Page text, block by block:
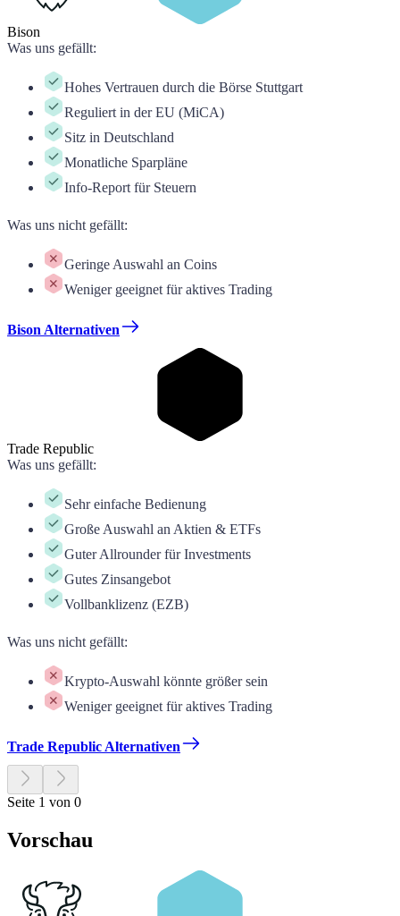
Bison
Was uns gefällt:
Hohes Vertrauen durch die Börse Stuttgart
Reguliert in der EU (MiCA)
Sitz in Deutschland
Monatliche Sparpläne
Info-Report für Steuern
Was uns nicht gefällt:
Geringe Auswahl an Coins
Weniger geeignet für aktives Trading
Bison Alternativen
Trade Republic
Was uns gefällt:
Sehr einfache Bedienung
Große Auswahl an Aktien & ETFs
Guter Allrounder für Investments
Gutes Zinsangebot
Vollbanklizenz (EZB)
Was uns nicht gefällt:
Krypto-Auswahl könnte größer sein
Weniger geeignet für aktives Trading
Trade Republic Alternativen
Seite 1 von 0
Vorschau